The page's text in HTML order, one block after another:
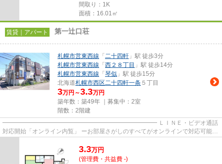
間取り：1K
面積：16.01㎡
賃貸｜アパート 第一辻口荘
札幌市営東西線 「 二十四軒 」駅 徒歩3分
札幌市営東西線 「 西２８丁目 」駅 徒歩14分
札幌市営東西線 「 琴似 」駅 徒歩15分
北海道札幌市西区二十四軒一条 ５丁目
3万円～3.3万円
築年数：築49年 ｜募集中： 2室
階数：2階建
━━━━━━━━━━━━━━━━━━━━━━━━━━ ＬＩＮＥ・ビデオ通話
対応開始「オンライン内覧」 ーお部屋さがしのすべてがオンラインで対応可能ー
3.3万円
(管理費・共益費 -)